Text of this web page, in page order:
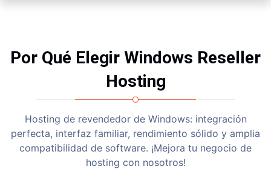
Por Qué Elegir Windows Reseller
Hosting
Hosting de revendedor de Windows: integración
perfecta, interfaz familiar, rendimiento sólido y amplia
compatibilidad de software. ¡Mejora tu negocio de
hosting con nosotros!